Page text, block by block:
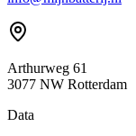
Arthurweg 61
3077 NW Rotterdam
Data